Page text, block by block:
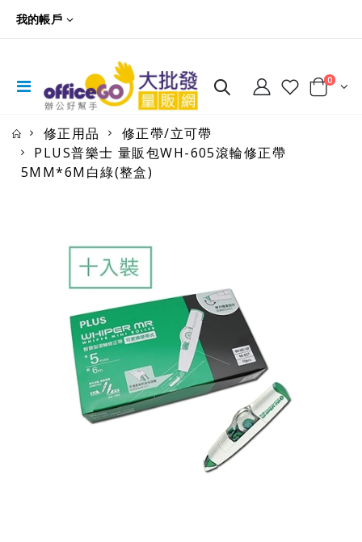
我的帳戶
0
修正用品
修正帶/立可帶
PLUS普樂士 量販包WH-605滾輪修正帶
5MM*6M白綠(整盒)